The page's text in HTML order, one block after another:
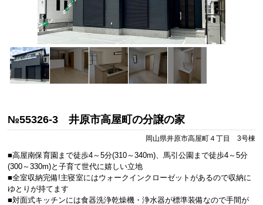
№55326-3 井原市高屋町の分譲の家
岡山県井原市高屋町４丁目 3号棟
■高屋南保育園まで徒歩4～5分(310～340m)、馬引公園まで徒歩4～5分
(300～330m)と子育て世代に嬉しい立地
■全室収納完備!主寝室にはウォークインクローゼットがあるので収納に
ゆとりが持てます
■対面式キッチンには食器洗浄乾燥機・浄水器が標準装備なので手間が